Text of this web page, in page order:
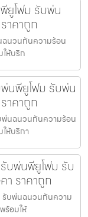
ยูโฟม รับพ่น
าคาถูก
ฉนวนกันความร้อน
ห้บริก
นพียูโฟม รับพ่น
าคาถูก
พ่นฉนวนกันความร้อน
ห้บริกา
บพ่นพียูโฟม รับ
ราคาถูก
รับพ่นฉนวนกันความ
ร้อมให้